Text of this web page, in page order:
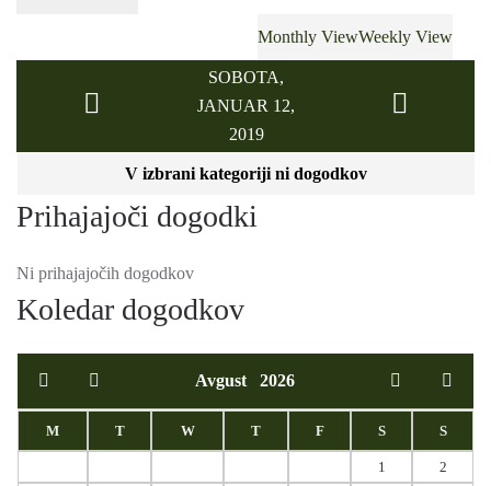
Monthly ViewWeekly View
SOBOTA,
JANUAR 12,
2019
V izbrani kategoriji ni dogodkov
Prihajajoči dogodki
Ni prihajajočih dogodkov
Koledar dogodkov
Avgust 2026
M T W T F S S
1
2